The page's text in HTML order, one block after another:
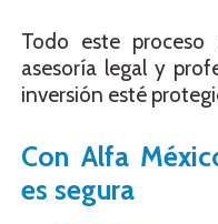
Todo este proceso
asesoría legal y
inversión esté
Con Alfa
es segura